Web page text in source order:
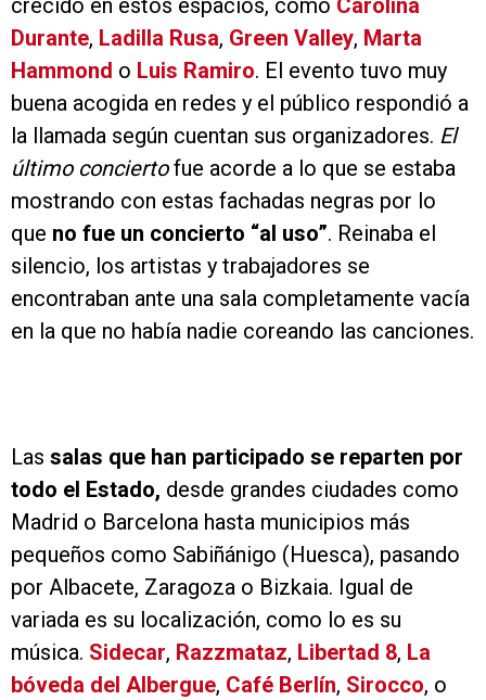
crecido en estos espacios, como Carolina
Durante, Ladilla Rusa, Green Valley, Marta
Hammond o Luis Ramiro. El evento tuvo muy
buena acogida en redes y el público respondió a
la llamada según cuentan sus organizadores. El
último conciertofue acorde a lo que se estaba
mostrando con estas fachadas negras por lo
que no fue un concierto “al uso”. Reinaba el
silencio, los artistas y trabajadores se
encontraban ante una sala completamente vacía
en la que no había nadie coreando las canciones.
Las salas que han participado se reparten por
todo el Estado, desde grandes ciudades como
Madrid o Barcelona hasta municipios más
pequeños como Sabiñánigo (Huesca), pasando
por Albacete, Zaragoza o Bizkaia. Igual de
variada es su localización, como lo es su
música. Sidecar, Razzmataz, Libertad 8, La
bóveda del Albergue, Café Berlín, Sirocco, o